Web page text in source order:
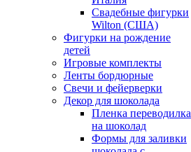
Свадебные фигурки
Wilton (США)
Фигурки на рождение
детей
Игровые комплекты
Ленты бордюрные
Свечи и фейерверки
Декор для шоколада
Пленка переводилка
на шоколад
Формы для заливки